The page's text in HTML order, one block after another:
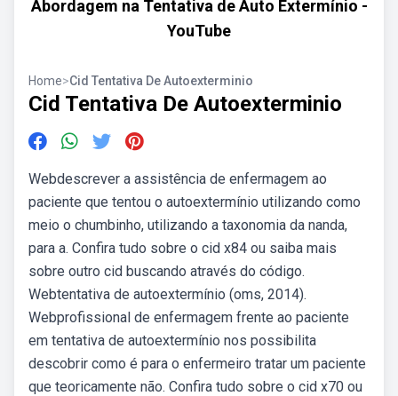
Abordagem na Tentativa de Auto Extermínio -
YouTube
Home>Cid Tentativa De Autoexterminio
Cid Tentativa De Autoexterminio
Webdescrever a assistência de enfermagem ao
paciente que tentou o autoextermínio utilizando como
meio o chumbinho, utilizando a taxonomia da nanda,
para a. Confira tudo sobre o cid x84 ou saiba mais
sobre outro cid buscando através do código.
Webtentativa de autoextermínio (oms, 2014).
Webprofissional de enfermagem frente ao paciente
em tentativa de autoextermínio nos possibilita
descobrir como é para o enfermeiro tratar um paciente
que teoricamente não. Confira tudo sobre o cid x70 ou